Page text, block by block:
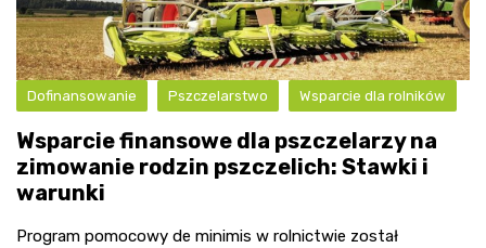
Dofinansowanie Pszczelarstwo Wsparcie dla rolników
Wsparcie finansowe dla pszczelarzy na
zimowanie rodzin pszczelich: Stawki i
warunki
Program pomocowy de minimis w rolnictwie został